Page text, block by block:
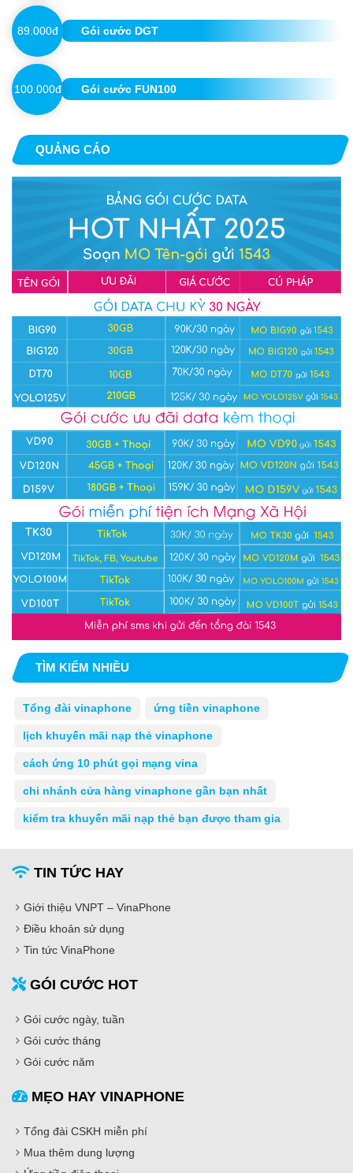
89.000đ Gói cước DGT
100.000đ Gói cước FUN100
QUẢNG CÁO
TÌM KIẾM NHIỀU
Tổng đài vinaphone ứng tiền vinaphone
lịch khuyến mãi nạp thẻ vinaphone
cách ứng 10 phút gọi mạng vina
chi nhánh cửa hàng vinaphone gần bạn nhất
kiểm tra khuyến mãi nạp thẻ bạn được tham gia
TIN TỨC HAY
Giới thiệu VNPT – VinaPhone
Điều khoản sử dụng
Tin tức VinaPhone
GÓI CƯỚC HOT
Gói cước ngày, tuần
Gói cước tháng
Gói cước năm
MẸO HAY VINAPHONE
Tổng đài CSKH miễn phí
Mua thêm dung lượng